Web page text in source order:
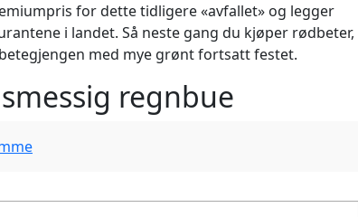
for dette tidligere «avfallet» og legger
i landet. Så neste gang du kjøper rødbeter,
med mye grønt fortsatt festet.
regnbue